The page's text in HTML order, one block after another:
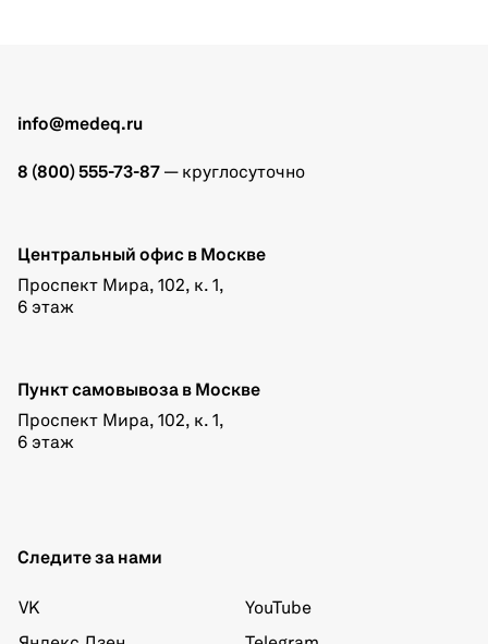
info@medeq.ru
8 (800) 555-73-87 — круглосуточно
Центральный офис в Москве
Проспект Мира, 102, к. 1,
6 этаж
Пункт самовывоза в Москве
Проспект Мира, 102, к. 1,
6 этаж
Следите за нами
VK
YouTube